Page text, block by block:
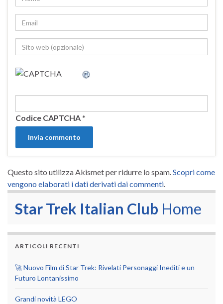
Codice CAPTCHA*
Questo sito utilizza Akismet per ridurre lo spam.Scopri come
vengono elaborati i dati derivati dai commenti.
Star Trek Italian Club Home
ARTICOLI RECENTI
🚀 Nuovo Film di Star Trek: Rivelati Personaggi Inediti e un
Futuro Lontanissimo
Grandi novità LEGO